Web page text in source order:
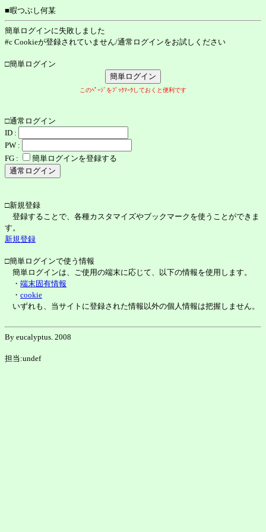
■暇つぶし何某
簡単ログインに失敗しました
#c Cookieが登録されていません/通常ログインをお試しください
□簡単ログイン
このﾍﾟｰｼﾞをﾌﾞｯｸﾏｰｸしておくと便利です
□通常ログイン
ID :
PW :
FG :
簡単ログインを登録する
□新規登録
登録することで、各種カスタマイズやブックマークを使うことができま
す。
新規登録
□簡単ログインで使う情報
簡単ログインは、ご使用の端末に応じて、以下の情報を使用します。
・ 端末固有情報
・ cookie
いずれも、当サイトに登録された情報以外の個人情報は把握しません。
By eucalyptus. 2008
担当:undef